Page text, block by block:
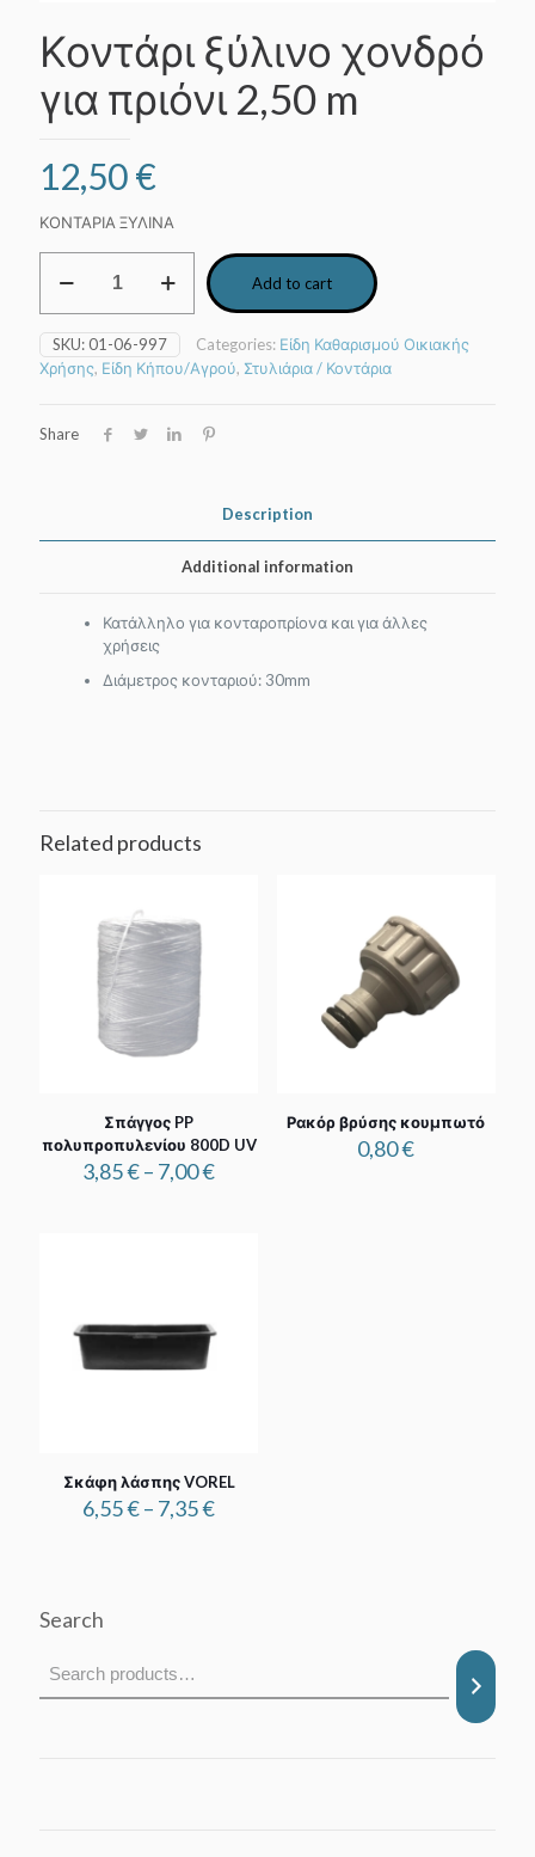
Κοντάρι ξύλινο χονδρό
για πριόνι 2,50 m
12,50€
ΚΟΝΤΑΡΙΑ ΞΥΛΙΝΑ
ξύλινο
για
πριόνι
2,50
Add to cart
SKU:01-06-997 Categories: Είδη Καθαρισμού Οικιακής
Χρήσης, Είδη Κήπου/Αγρού, Στυλιάρια / Κοντάρια
Share
Description
Additional information
Κατάλληλο για κονταροπρίονα και για άλλες
χρήσεις
Διάμετρος κονταριού: 30mm
Related products
Σπάγγος PP
πολυπροπυλενίου 800D UV
3,85€– 7,00€Price
Ρακόρ βρύσης κουμπωτό
0,80€
Σκάφη λάσπης VOREL
6,55€– 7,35€Price
Search